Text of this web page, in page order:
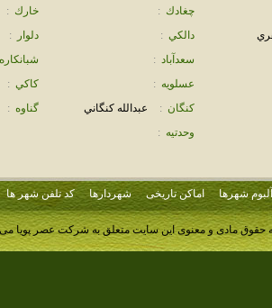
چغادك : خارك :
دالكي : دلوار
:
سعدآباد : شبانكاره
عسلويه : كاكي :
كنگان : عبدالله كنگاني گناوه :
وحدتيه :
آلبوم شهرها اماکن تاریخی شهردارها کد تلفن شهر ها
حقوق مادی و معنوی این سایت متعلق به شرکت عصر پویا